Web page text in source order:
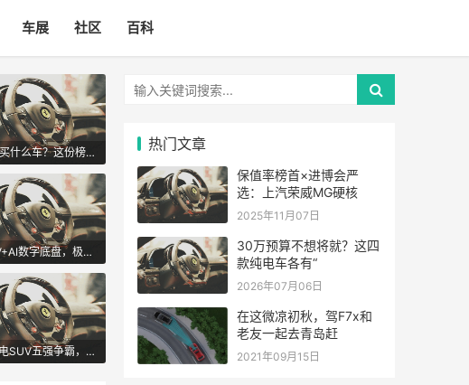
车展 社区 百科
好玩 哈弗H9-2022款横贯318进藏之
40万预算买什么车？这份榜单告诉你国产
全栈900V+AI数字底盘，极氪8X定义40万级旗
20万级纯电SUV五强争霸，怎么选？
热门文章
保值率榜首×进博会严
选：上汽荣威MG硬核
2025年11月07日
30万预算不想将就？这四
款纯电车各有“
2026年07月06日
在这微凉初秋，驾F7x和
老友一起去青岛赶
2021年09月15日